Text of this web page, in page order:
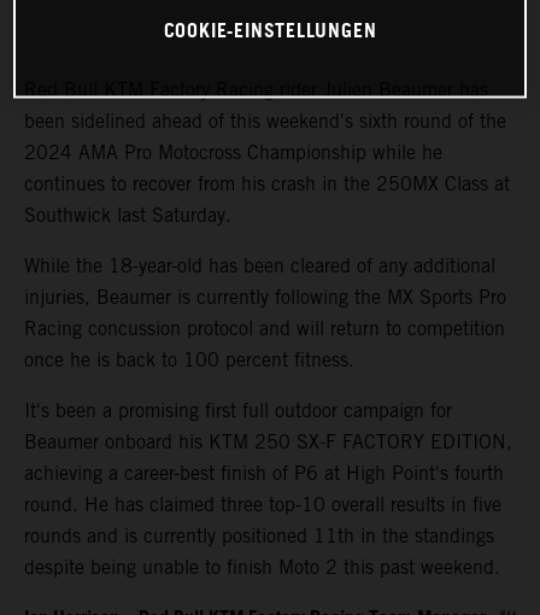
been sidelined ahead of this weekend's sixth round of the
2024 AMA Pro Motocross Championship while he
continues to recover from his crash in the 250MX Class at
Southwick last Saturday.
While the 18-year-old has been cleared of any additional
injuries, Beaumer is currently following the MX Sports Pro
Racing concussion protocol and will return to competition
once he is back to 100 percent fitness.
It's been a promising first full outdoor campaign for
Beaumer onboard his KTM 250 SX-F FACTORY EDITION,
achieving a career-best finish of P6 at High Point's fourth
round. He has claimed three top-10 overall results in five
rounds and is currently positioned 11th in the standings
despite being unable to finish Moto 2 this past weekend.
COOKIE-EINSTELLUNGEN